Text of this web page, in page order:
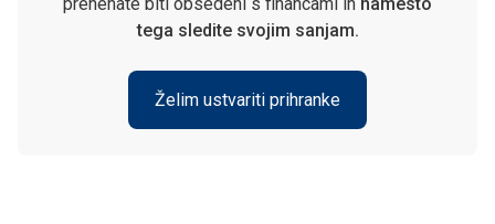
tega sledite svojim sanjam.
Želim ustvariti prihranke